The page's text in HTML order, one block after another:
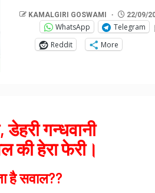
KAMALGIRI GOSWAMI 22/09/
WhatsApp Telegram
Reddit
More
डेहरी गन्धवानी
की हेरा फेरी।
है सवाल??